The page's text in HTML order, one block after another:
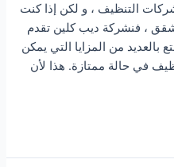
التنظيف ، و لكن إذا كنت
، فنشركة ديب كلين تقدم
بالعديد من المزايا التي يمكن
في حالة ممتازة. هذا لأن